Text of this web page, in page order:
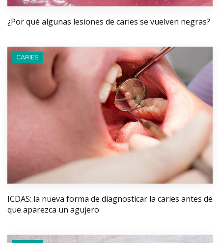
¿Por qué algunas lesiones de caries se vuelven negras?
CARIES
ICDAS: la nueva forma de diagnosticar la caries antes de
que aparezca un agujero